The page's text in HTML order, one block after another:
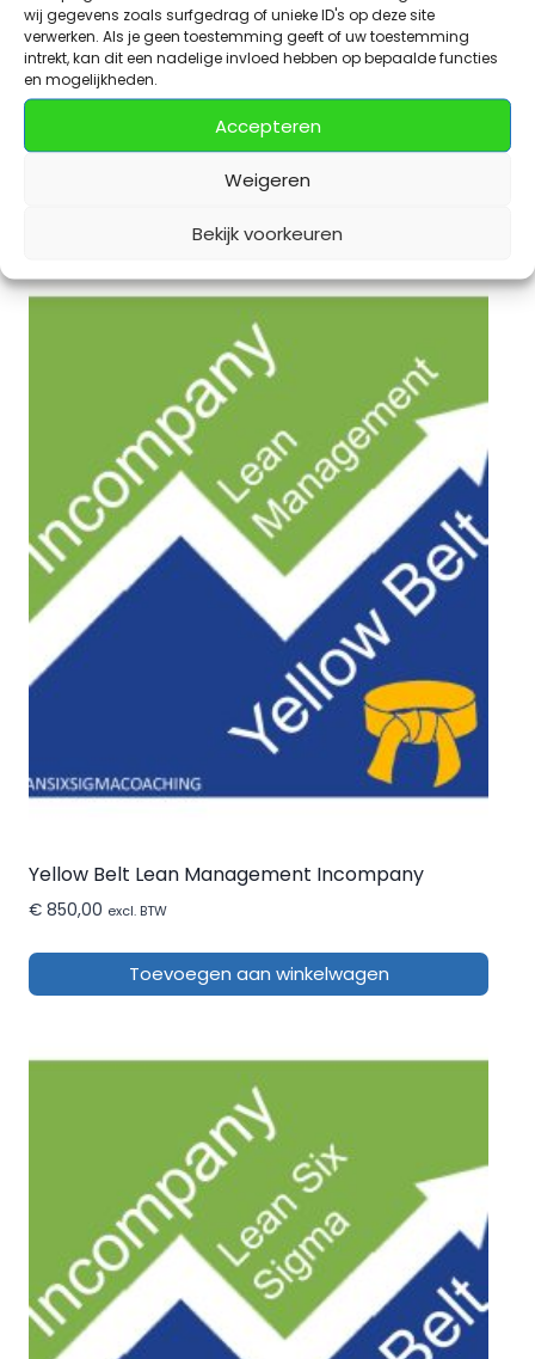
wij gegevens zoals surfgedrag of unieke ID's op deze site
verwerken. Als je geen toestemming geeft of uw toestemming
intrekt, kan dit een nadelige invloed hebben op bepaalde functies
en mogelijkheden.
Accepteren
Weigeren
Bekijk voorkeuren
€975,00 excl. BTW
Yellow Belt Lean Management Incompany
€ 850,00 excl. BTW
Toevoegen aan winkelwagen